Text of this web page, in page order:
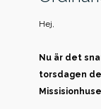
Hej,
Nu är det
torsdagen